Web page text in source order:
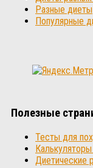
Разные диеты
Популярные
Полезные
Тесты для
Диетические